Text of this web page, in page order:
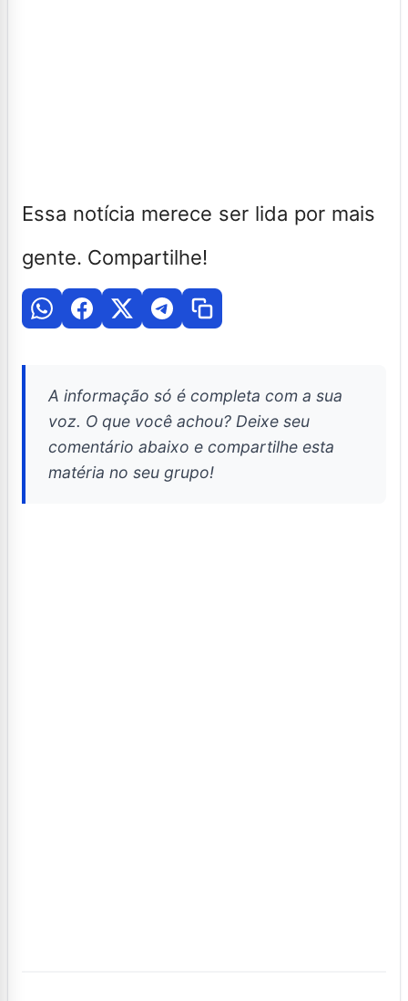
Essa notícia merece ser lida por mais
gente. Compartilhe!
A informação só é completa com a sua
voz. O que você achou? Deixe seu
comentário abaixo e compartilhe esta
matéria no seu grupo!